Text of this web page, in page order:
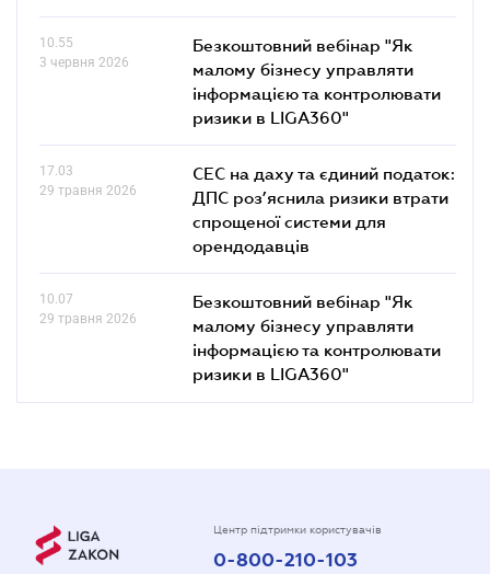
10.55
3 червня 2026
Безкоштовний вебінар "Як
малому бізнесу управляти
інформацією та контролювати
ризики в LIGA360"
17.03
29 травня 2026
СЕС на даху та єдиний податок:
ДПС роз’яснила ризики втрати
спрощеної системи для
орендодавців
10.07
29 травня 2026
Безкоштовний вебінар "Як
малому бізнесу управляти
інформацією та контролювати
ризики в LIGA360"
Центр підтримки користувачів
0-800-210-103